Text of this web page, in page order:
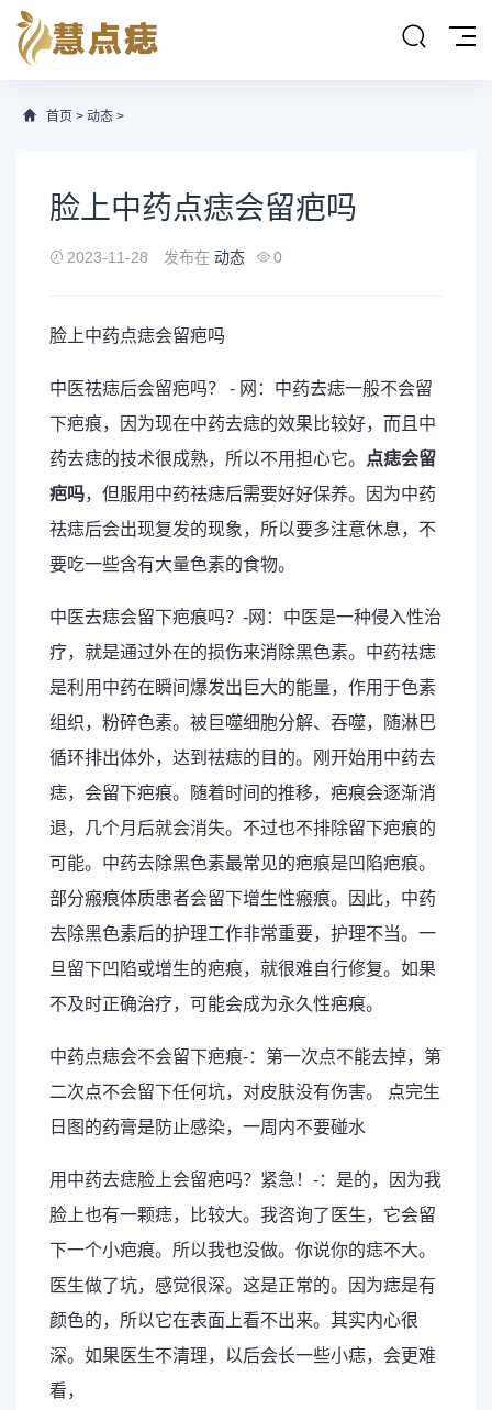
首页 > 动态 >
脸上中药点痣会留疤吗
2023-11-28 发布在 动态 0
脸上中药点痣会留疤吗
中医祛痣后会留疤吗？ - 网：中药去痣一般不会留
下疤痕，因为现在中药去痣的效果比较好，而且中
药去痣的技术很成熟，所以不用担心它。
点痣会留
疤吗，但服用中药祛痣后需要好好保养。因为中药
祛痣后会出现复发的现象，所以要多注意休息，不
要吃一些含有大量色素的食物。
中医去痣会留下疤痕吗？-网：中医是一种侵入性治
疗，就是通过外在的损伤来消除黑色素。中药祛痣
是利用中药在瞬间爆发出巨大的能量，作用于色素
组织，粉碎色素。被巨噬细胞分解、吞噬，随淋巴
循环排出体外，达到祛痣的目的。刚开始用中药去
痣，会留下疤痕。随着时间的推移，疤痕会逐渐消
退，几个月后就会消失。不过也不排除留下疤痕的
可能。中药去除黑色素最常见的疤痕是凹陷疤痕。
部分瘢痕体质患者会留下增生性瘢痕。因此，中药
去除黑色素后的护理工作非常重要，护理不当。一
旦留下凹陷或增生的疤痕，就很难自行修复。如果
不及时正确治疗，可能会成为永久性疤痕。
中药点痣会不会留下疤痕-：第一次点不能去掉，第
二次点不会留下任何坑，对皮肤没有伤害。 点完生
日图的药膏是防止感染，一周内不要碰水
用中药去痣脸上会留疤吗？紧急！-：是的，因为我
脸上也有一颗痣，比较大。我咨询了医生，它会留
下一个小疤痕。所以我也没做。你说你的痣不大。
医生做了坑，感觉很深。这是正常的。因为痣是有
颜色的，所以它在表面上看不出来。其实内心很
深。如果医生不清理，以后会长一些小痣，会更难
看，